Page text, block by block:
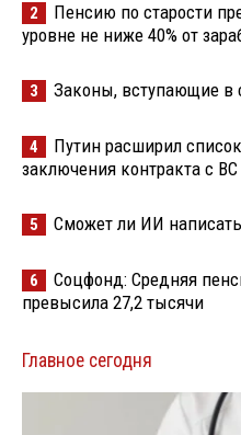
2
Пенсию по старости
уровне не ниже 40% от
3 Законы, вступающие в
4
Путин расширил
заключения контракта с
5 Сможет ли ИИ
6
Соцфонд: Средняя
превысила 27,2 тысячи
Главное сегодня